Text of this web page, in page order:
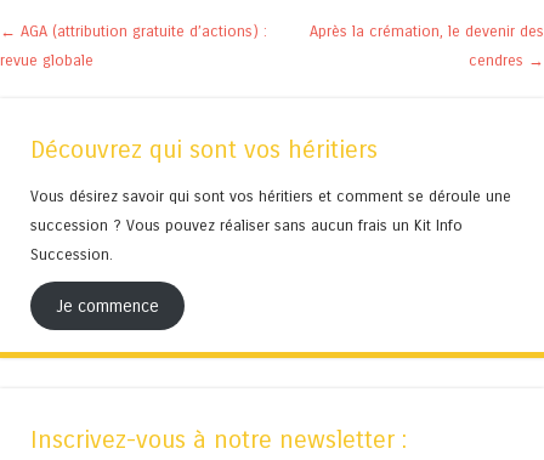
Navigation des articles
← AGA (attribution gratuite d’actions) :
revue globale
Après la crémation, le devenir des
cendres →
Découvrez qui sont vos héritiers
Vous désirez savoir qui sont vos héritiers et comment se déroule une
succession ? Vous pouvez réaliser sans aucun frais un Kit Info
Succession.
Je commence
Inscrivez-vous à notre newsletter :